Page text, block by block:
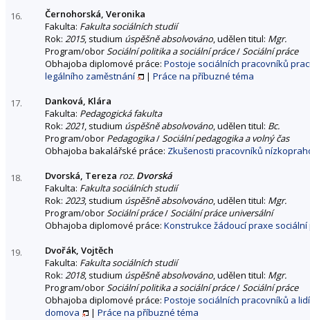
16.
Černohorská, Veronika
Fakulta: Fakulta sociálních studií
Rok: 2015, studium úspěšně absolvováno, udělen titul: Mgr.
Program/oborSociální politika a sociální práce/Sociální práce
Obhajoba diplomové práce: Postoje sociálních pracovníků
legálního zaměstnání
| Práce na příbuzné téma
17.
Danková, Klára
Fakulta: Pedagogická fakulta
Rok: 2021, studium úspěšně absolvováno, udělen titul: Bc.
Program/obor Pedagogika/Sociální pedagogika a volný čas
Obhajoba bakalářské práce: Zkušenosti pracovníků
18. Dvorská, Tereza roz. Dvorská
Fakulta: Fakulta sociálních studií
Rok: 2023, studium úspěšně absolvováno, udělen titul: Mgr.
Program/oborSociální práce/Sociální práce universální
Obhajoba diplomové práce: Konstrukce žádoucí praxe
19.
Dvořák, Vojtěch
Fakulta: Fakulta sociálních studií
Rok: 2018, studium úspěšně absolvováno, udělen titul: Mgr.
Program/oborSociální politika a sociální práce/Sociální práce
Obhajoba diplomové práce: Postoje sociálních pracovníků a
domova
| Práce na příbuzné téma